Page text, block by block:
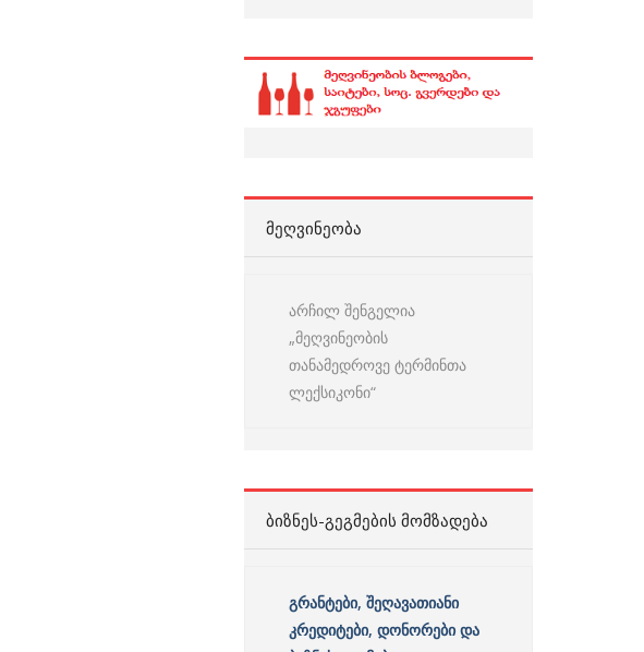
ᲛᲔᲦᲕᲘᲜᲔᲝᲑᲐ
არჩილ შენგელია
„მეღვინეობის
თანამედროვე ტერმინთა
ლექსიკონი“
ᲑᲘᲖᲜᲔᲡ-ᲒᲔᲒᲛᲔᲑᲘᲡ ᲛᲝᲛᲖᲐᲓᲔᲑᲐ
გრანტები, შეღავათიანი
კრედიტები, დონორები და